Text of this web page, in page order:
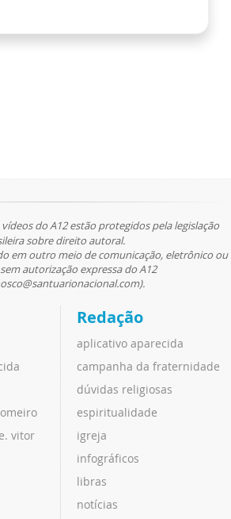
do A12 estão protegidos pela legislação
sobre direito autoral.
em outro meio de comunicação, eletrônico ou
autorização expressa do A12
vitor
Redação
aplicativo aparecida
campanha da fraternidade
dúvidas religiosas
espiritualidade
igreja
infográficos
libras
notícias